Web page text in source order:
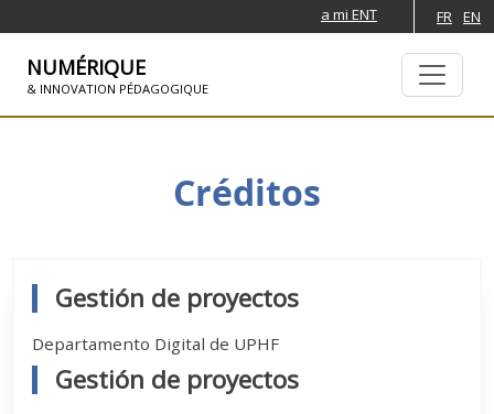
a mi ENT FR EN
NUMÉRIQUE
& INNOVATION PÉDAGOGIQUE
Créditos
Gestión de proyectos
Departamento Digital de UPHF
Gestión de proyectos